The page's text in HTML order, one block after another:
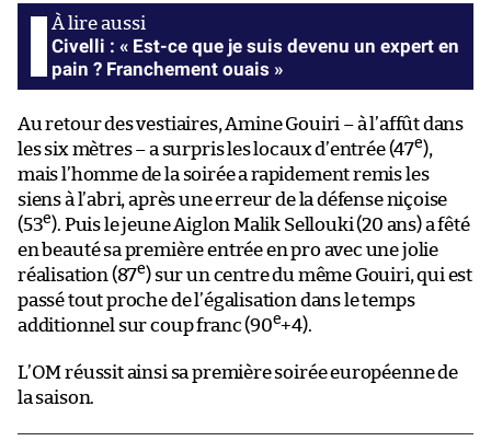
Civelli : « Est-ce que je suis devenu un expert en
pain ? Franchement ouais »
Au retour des vestiaires, Amine Gouiri – à l’affût dans
les six mètres – a surpris les locaux d’entrée (47e),
mais l’homme de la soirée a rapidement remis les
siens à l’abri, après une erreur de la défense niçoise
(53e). Puis le jeune Aiglon Malik Sellouki (20 ans) a fêté
en beauté sa première entrée en pro avec une jolie
réalisation (87e) sur un centre du même Gouiri, qui est
passé tout proche de l’égalisation dans le temps
additionnel sur coup franc (90e+4).
L’OM réussit ainsi sa première soirée européenne de
la saison.